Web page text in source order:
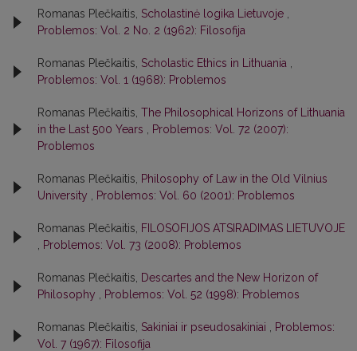
Romanas Plečkaitis, Scholastinė logika Lietuvoje
Problemos: Vol. 2 No. 2 (1962): Filosofija
Romanas Plečkaitis, Scholastic Ethics in Lithuania
Problemos: Vol. 1 (1968): Problemos
Romanas Plečkaitis, The Philosophical Horizons of Lithuania
in the Last 500 Years
Problemos: Vol. 72 (2007):
Problemos
Romanas Plečkaitis,
Philosophy of Law in the Old Vilnius
University
Problemos: Vol. 60 (2001): Problemos
Romanas Plečkaitis,
FILOSOFIJOS ATSIRADIMAS LIETUVOJE
Problemos: Vol. 73 (2008): Problemos
Romanas Plečkaitis,
Descartes and the New Horizon of
Philosophy
Problemos: Vol. 52 (1998): Problemos
Romanas Plečkaitis, Sakiniai ir pseudosakiniai
Problemos:
Vol. 7 (1967): Filosofija